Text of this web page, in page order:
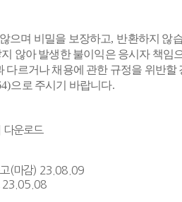
으며 비밀을 보장하고, 반환하지 않
않아 발생한 불이익은 응시자 책임
르거나 채용에 관한 규정을 위반할
으로 주시기 바랍니다.
운로드
(마감) 23.08.09
23.05.08